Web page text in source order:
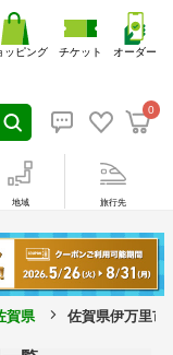
0
ッピング チケット オーダー
地域 旅行先
賀県 佐賀県伊万里市